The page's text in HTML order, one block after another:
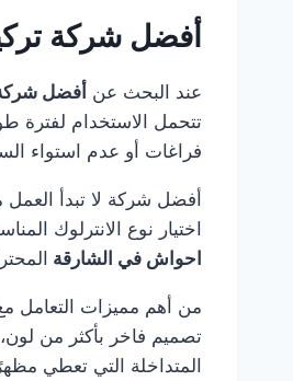
أفضل شركة
عند البحث عن أفضل شركة
تتحمل الاستخدام لفترة
فراغات أو عدم استواء
أفضل شركة لا تبدأ العمل
اختيار نوع الانترلوك
احواش في الشارقة
من أهم مميزات التعامل
تصميم فاخر بأكثر من
المتداخلة التي تعطي